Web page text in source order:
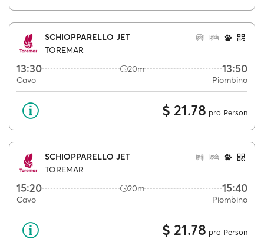
SCHIOPPARELLO JET
TOREMAR
13:30 20m 13:50
Cavo Piombino
$ 21.78 pro Person
SCHIOPPARELLO JET
TOREMAR
15:20 20m 15:40
Cavo Piombino
$ 21.78 pro Person